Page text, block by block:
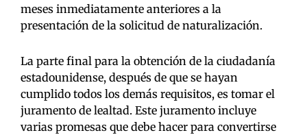
meses inmediatamente anteriores a la
presentación de la solicitud de naturalización.
La parte final para la obtención de la ciudadanía
estadounidense, después de que se hayan
cumplido todos los demás requisitos, es tomar el
juramento de lealtad. Este juramento incluye
varias promesas que debe hacer para convertirse